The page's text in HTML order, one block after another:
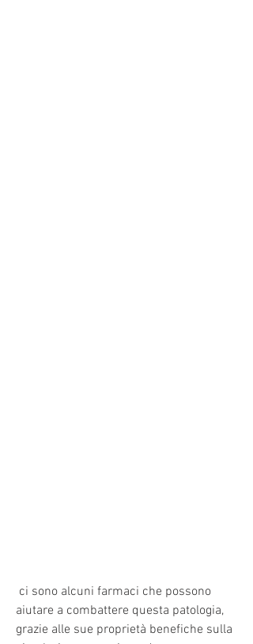
aiutare a combattere questa patologia,
grazie alle sue proprietà benefiche sulla